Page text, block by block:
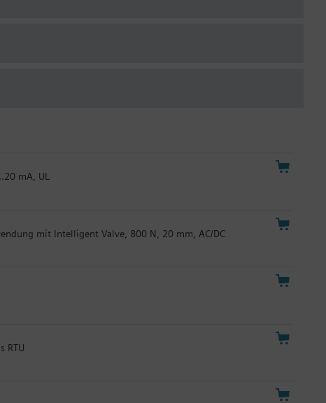
mA, UL
mit Intelligent Valve, 800 N, 20 mm, AC/DC
RTU